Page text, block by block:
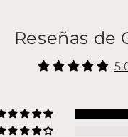
Reseñas de